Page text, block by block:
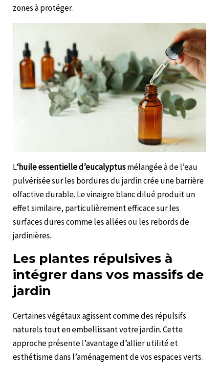
zones à protéger.
L‘huile essentielle d’eucalyptusmélangée à de l’eau
pulvérisée sur les bordures du jardin crée une barrière
olfactive durable. Le vinaigre blanc dilué produit un
effet similaire, particulièrement efficace sur les
surfaces dures comme les allées ou les rebords de
jardinières.
Les plantes répulsives à
intégrer dans vos massifs de
jardin
Certaines végétaux agissent comme des répulsifs
naturels tout en embellissant votre jardin. Cette
approche présente l’avantage d’allier utilité et
esthétisme dans l’aménagement de vos espaces verts.